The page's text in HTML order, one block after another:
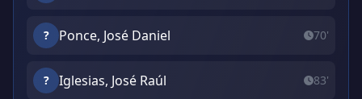
? Ponce, José Daniel 70'
? Iglesias, José Raúl 83'